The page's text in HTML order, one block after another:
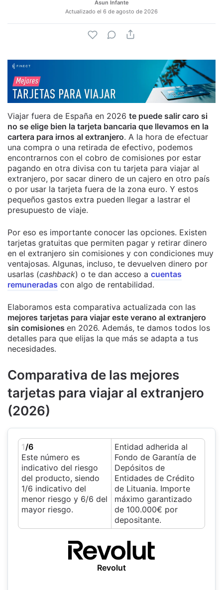
Asun Infante
Actualizado el 6 de agosto de 2026
Viajar fuera de España en 2026 te puede salir caro si
no se elige bien la tarjeta bancaria que llevamos en la
cartera para irnos al extranjero. A la hora de efectuar
una compra o una retirada de efectivo, podemos
encontrarnos con el cobro de comisiones por estar
pagando en otra divisa con tu tarjeta para viajar al
extranjero, por sacar dinero de un cajero en otro país
o por usar la tarjeta fuera de la zona euro. Y estos
pequeños gastos extra pueden llegar a lastrar el
presupuesto de viaje.
Por eso es importante conocer las opciones. Existen
tarjetas gratuitas que permiten pagar y retirar dinero
en el extranjero sin comisiones y con condiciones muy
ventajosas. Algunas, incluso, te devuelven dinero por
usarlas (cashback) o te dan acceso a cuentas
remuneradas con algo de rentabilidad.
Elaboramos esta comparativa actualizada con las
mejores tarjetas para viajar este verano al extranjero
sin comisiones en 2026. Además, te damos todos los
detalles para que elijas la que más se adapta a tus
necesidades.
Comparativa de las mejores
tarjetas para viajar al extranjero
(2026)
1/6
Este número es
indicativo del riesgo
del producto, siendo
1/6 indicativo del
menor riesgo y 6/6 del
mayor riesgo.
Entidad adherida al
Fondo de Garantía de
Depósitos de
Entidades de Crédito
de Lituania. Importe
máximo garantizado
de 100.000€ por
depositante.
Revolut